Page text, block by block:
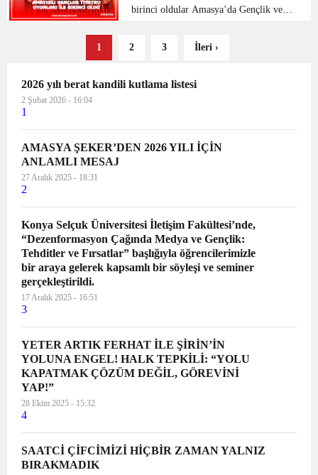
birinci oldular Amasya’da Gençlik ve
Yarışmaları çerçevesinde düzenlenen
1 2 3 İleri ›
2026 yılı berat kandili kutlama listesi
2 Şubat 2026 - 16:04
1
AMASYA ŞEKER’DEN 2026 YILI İÇİN
ANLAMLI MESAJ
27 Aralık 2025 - 18:31
2
Konya Selçuk Üniversitesi İletişim Fakültesi’nde,
“Dezenformasyon Çağında Medya ve Gençlik:
Tehditler ve Fırsatlar” başlığıyla öğrencilerimizle
bir araya gelerek kapsamlı bir söyleşi ve seminer
gerçekleştirildi.
17 Aralık 2025 - 16:51
3
YETER ARTIK FERHAT İLE ŞİRİN’İN
YOLUNA ENGEL! HALK TEPKİLİ: “YOLU
KAPATMAK ÇÖZÜM DEĞİL, GÖREVİNİ
YAP!”
28 Ekim 2025 - 15:32
4
SAATCİ ÇİFCİMİZİ HİÇBİR ZAMAN YALNIZ
BIRAKMADIK